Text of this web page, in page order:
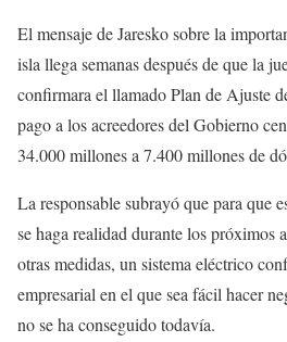
El mensaje de Jaresko sobre la
isla llega semanas después de que la
confirmara el llamado Plan de Ajuste
pago a los acreedores del Gobierno
34.000 millones a 7.400 millones de
La responsable subrayó que para que
se haga realidad durante los próximos
otras medidas, un sistema eléctrico
empresarial en el que sea fácil hacer
no se ha conseguido todavía.